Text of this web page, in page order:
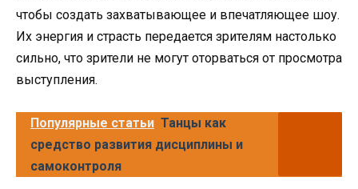
чтобы создать захватывающее и впечатляющее шоу.
Их энергия и страсть передается зрителям настолько
сильно, что зрители не могут оторваться от просмотра
выступления.
Популярные статьи Танцы как
средство развития дисциплины и
самоконтроля